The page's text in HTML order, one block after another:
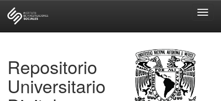
Repositorio
Universitario